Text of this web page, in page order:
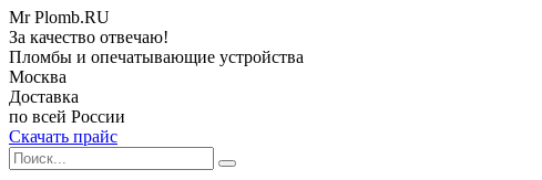
MrPlomb.RU
За качество отвечаю!
Пломбы и опечатывающие устройства
Москва
Доставка
по всей России
Скачать прайс